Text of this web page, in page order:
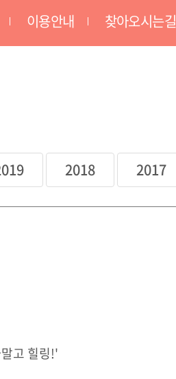
이용안내 찾아오시는길
2018 2017
고 힐링!'